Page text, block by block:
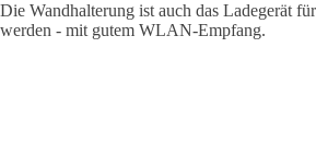
Die Wandhalterung ist auch das Ladegerät
werden - mit gutem WLAN-Empfang.